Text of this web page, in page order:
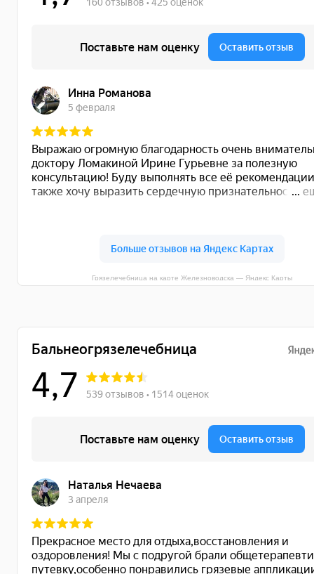
Грязелечебница на карте Железноводска — Яндекс Карты